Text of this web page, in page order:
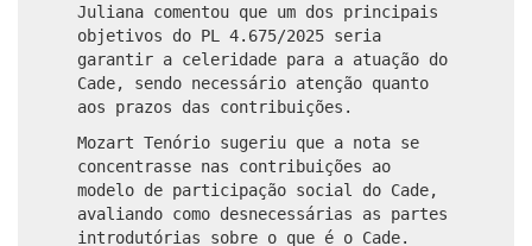
Juliana comentou que um dos principais
objetivos do PL 4.675/2025 seria
garantir a celeridade para a atuação do
Cade, sendo necessário atenção quanto
aos prazos das contribuições.
Mozart Tenório sugeriu que a nota se
concentrasse nas contribuições ao
modelo de participação social do Cade,
avaliando como desnecessárias as partes
introdutórias sobre o que é o Cade.